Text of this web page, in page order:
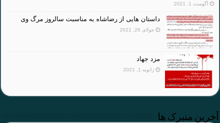
آگوست 1, 2021
داستان هایی از رضاشاه به مناسبت سالروز مرگ وی
جولای 26, 2021
مزد جهاد
ژانویه 1, 2021
آخرین منبرک ها